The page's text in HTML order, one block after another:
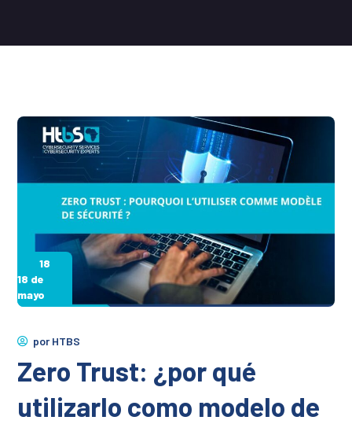
18
18 de
mayo
porHTBS
Zero Trust: ¿por qué
utilizarlo como modelo de